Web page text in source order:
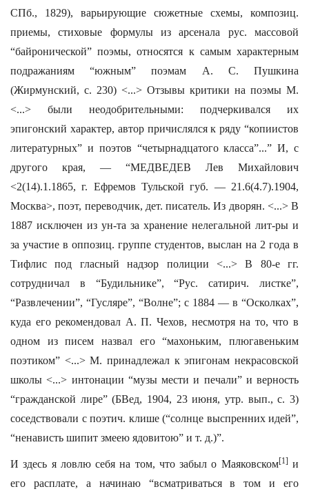
СПб., 1829), варьирующие сюжетные схемы, композиц.
приемы, стиховые формулы из арсенала рус. массовой
“байронической” поэмы, относятся к самым характерным
подражаниям “южным” поэмам А. С. Пушкина
(Жирмунский, с. 230) <...> Отзывы критики на поэмы М.
<...> были неодобрительными: подчеркивался их
эпигонский характер, автор причислялся к ряду “копиистов
литературных” и поэтов “четырнадцатого класса”...” И, с
другого края, — “МЕДВЕДЕВ Лев Михайлович
<2(14).1.1865, г. Ефремов Тульской губ. — 21.6(4.7).1904,
Москва>, поэт, переводчик, дет. писатель. Из дворян. <...> В
1887 исключен из ун-та за хранение нелегальной лит-ры и
за участие в оппозиц. группе студентов, выслан на 2 года в
Тифлис под гласный надзор полиции <...> В 80-е гг.
сотрудничал в “Будильнике”, “Рус. сатирич. листке”,
“Развлечении”, “Гусляре”, “Волне”; с 1884 — в “Осколках”,
куда его рекомендовал А. П. Чехов, несмотря на то, что в
одном из писем назвал его “махоньким, плюгавеньким
поэтиком” <...> М. принадлежал к эпигонам некрасовской
школы <...> интонации “музы мести и печали” и верность
“гражданской лире” (БВед, 1904, 23 июня, утр. вып., с. 3)
соседствовали с поэтич. клише (“солнце выспренних идей”,
“ненависть шипит змеею ядовитою” и т. д.)”.
И здесь я ловлю себя на том, что забыл о Маяковском[1]и
его расплате, а начинаю “всматриваться в том и его